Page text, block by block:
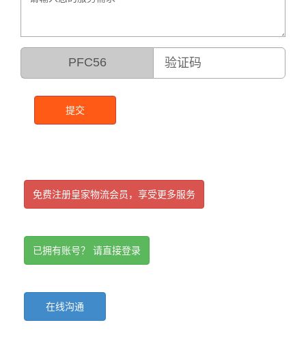
PFC56
提交
免费注册皇家物流会员，享受更多服务
已拥有账号？ 请直接登录
在线沟通